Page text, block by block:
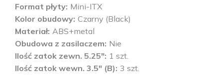
Format płyty Mini-ITX
Kolor obudowy Czarny (Black)
Materiał ABS+metal
Obudowa z zasilaczem Nie
Ilość zatok zewn. 5.25" 1 szt.
Ilość zatok wewn. 3.5" (B) 3 szt.